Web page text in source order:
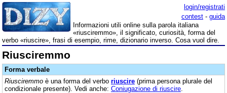
login/registrati
contest - guida
Informazioni utili online sulla parola italiana
«riusciremmo», il significato, curiosità, forma del
verbo «riuscire», frasi di esempio, rime, dizionario inverso. Cosa vuol dire.
Riusciremmo
Forma verbale
Riusciremmo è una forma del verbo riuscire (prima persona plurale del
condizionale presente). Vedi anche: Coniugazione di riuscire